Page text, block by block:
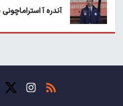
آندره آ
حسن روی هوا!